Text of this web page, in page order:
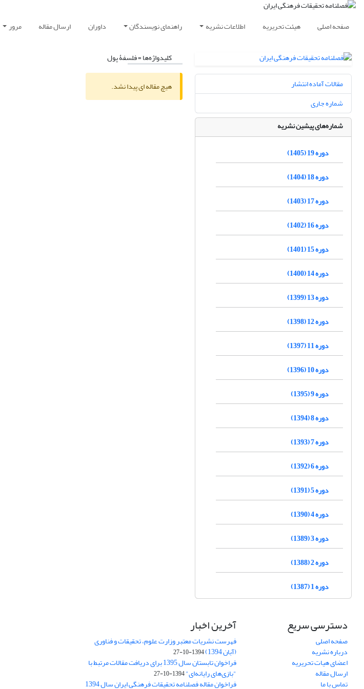
صفحه اصلی هیئت تحریریه اطلاعات نشریه راهنمای نویسندگان داوران ارسال مقاله مرور
کلیدواژه‌ها =فلسفۀ پول
هیچ مقاله ای پیدا نشد.
مقالات آماده انتشار
شماره جاری
شماره‌های پیشین نشریه
دوره 19 (1405)
دوره 18 (1404)
دوره 17 (1403)
دوره 16 (1402)
دوره 15 (1401)
دوره 14 (1400)
دوره 13 (1399)
دوره 12 (1398)
دوره 11 (1397)
دوره 10 (1396)
دوره 9 (1395)
دوره 8 (1394)
دوره 7 (1393)
دوره 6 (1392)
دوره 5 (1391)
دوره 4 (1390)
دوره 3 (1389)
دوره 2 (1388)
دوره 1 (1387)
دسترسی سریع
صفحه اصلی
درباره نشریه
اعضای هیات تحریریه
ارسال مقاله
تماس با ما
آخرین اخبار
فهرست نشریات معتبر وزارت علوم، تحقیقات و فناوری
(آبان 1394) 1394-10-27
فراخوان تابستان سال 1395 برای دریافت مقالات مرتبط با
"بازی‌های رایانه‌ای"1394-10-27
فراخوان مقاله فصلنامه تحقیقات فرهنگی ایران سال 1394